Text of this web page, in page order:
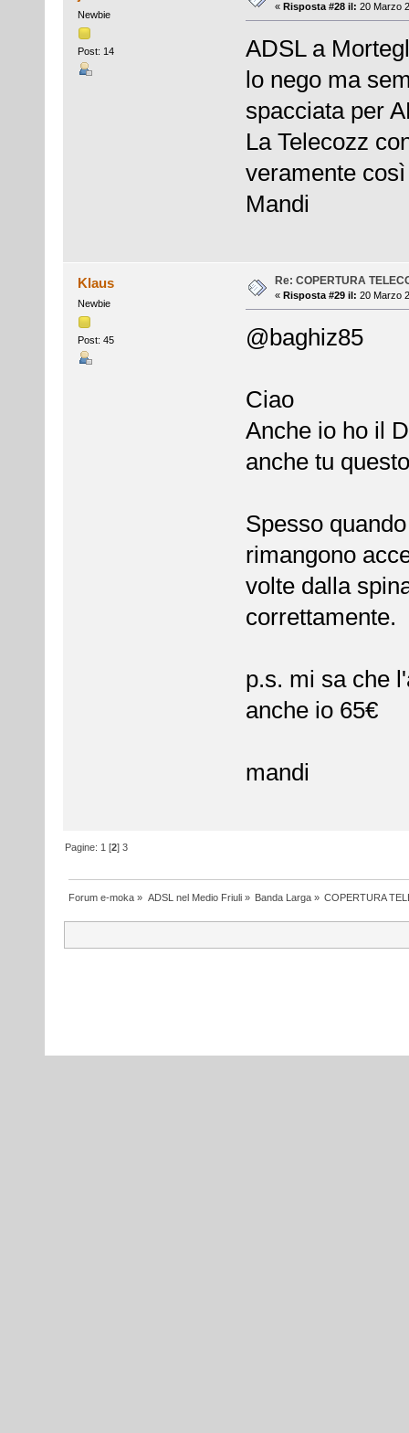
Newbie
Post: 14
« Risposta #28 il: 20 Marzo
ADSL a
lo nego ma
spacciata per
La Telecozz
veramente
Mandi
Klaus
Newbie
Post: 45
Re: COPERTURA
« Risposta #29 il: 20 Marzo
@baghiz85
Ciao
Anche io ho il
anche tu
Spesso
rimangono
volte dalla
correttamente.
p.s. mi sa che
anche io 65€
mandi
Pagine: 1 [2]3
Forum e-moka » ADSL nel Medio Friuli» Banda Larga» COPERTURA